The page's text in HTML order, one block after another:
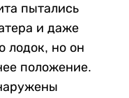
пытались
и даже
лодок, но он
положение.